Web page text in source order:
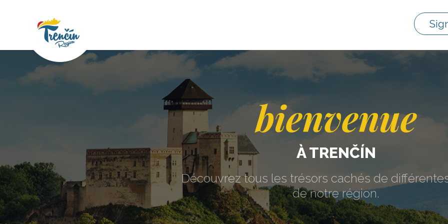
bienvenue
À TRENČÍN
Découvrez tous les trésors cachés de
de notre région.